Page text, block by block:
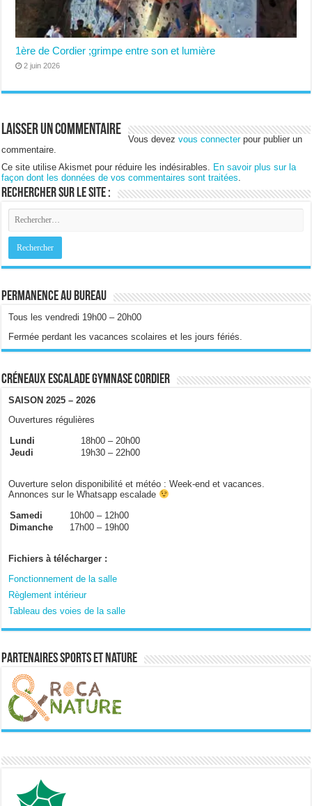
1ère de Cordier ;grimpe entre son et lumière
2 juin 2026
Laisser un commentaire
Vous devezvous connecterpour publier un
commentaire.
Ce site utilise Akismet pour réduire les indésirables.
En savoir plus sur la
façon dont les données de vos commentaires sont traitées
Rechercher sur le site :
Permanence au bureau
Tous les vendredi 19h00 – 20h00
Fermée perdant les vacances scolaires et les jours fériés.
Créneaux escalade gymnase Cordier
SAISON 2025 – 2026
Ouvertures régulières
Lundi
18h00 – 20h00
Jeudi
19h30 – 22h00
Ouverture selon disponibilité et météo : Week-end et vacances.
Annonces sur le Whatsapp escalade
Samedi
10h00 – 12h00
Dimanche
17h00 – 19h00
Fichiers à télécharger :
Fonctionnement de la salle
Règlement intérieur
Tableau des voies de la salle
Partenaires sports et nature